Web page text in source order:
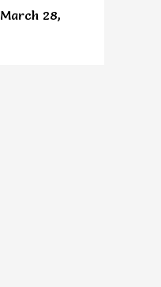
March 28,